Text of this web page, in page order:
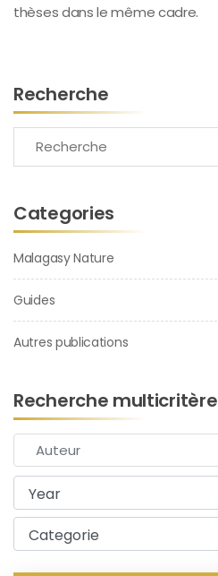
thèses dans le même cadre.
Recherche
Categories
Malagasy Nature
Guides
Autres publications
Recherche multicritère